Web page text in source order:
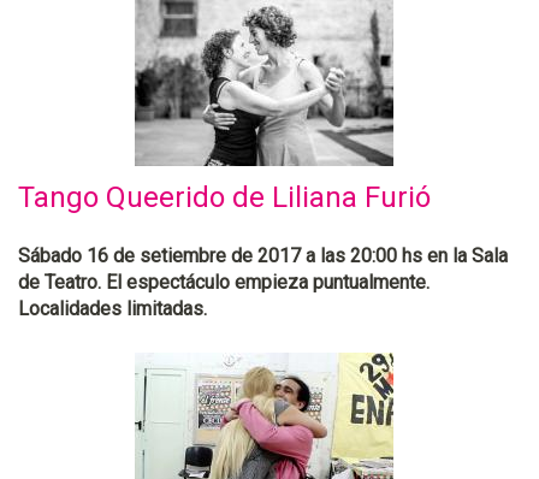
Tango Queerido de Liliana Furió
Sábado 16 de setiembre de 2017 a las 20:00 hs en la Sala
de Teatro. El espectáculo empieza puntualmente.
Localidades limitadas.